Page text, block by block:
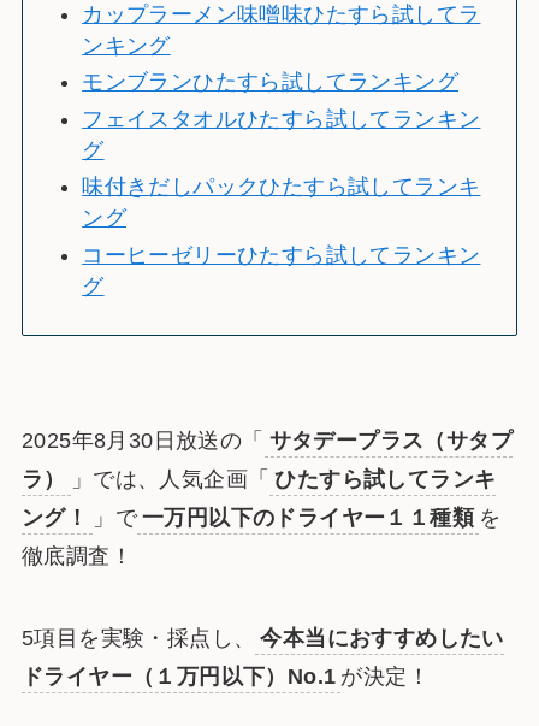
カップラーメン味噌味ひたすら試してラ
ンキング
モンブランひたすら試してランキング
フェイスタオルひたすら試してランキン
グ
味付きだしパックひたすら試してランキ
ング
コーヒーゼリーひたすら試してランキン
グ
2025年8月30日放送の「 サタデープラス（サタプ
ラ）
」では、人気企画「 ひたすら試してランキ
ング！
」で 一万円以下のドライヤー１１種類 を
徹底調査！
5項目を実験・採点し、
今本当におすすめしたい
ドライヤー（１万円以下） No.1 が決定！